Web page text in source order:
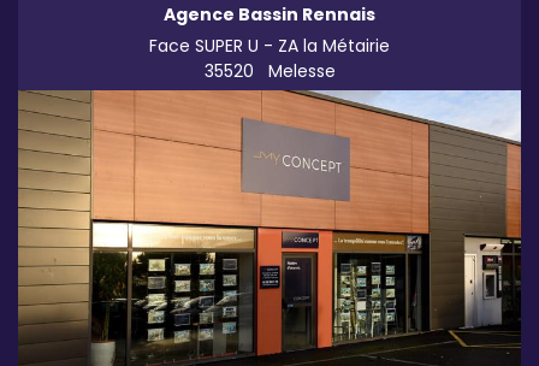
Agence Bassin Rennais
Face SUPER U - ZA la Métairie
35520
Melesse